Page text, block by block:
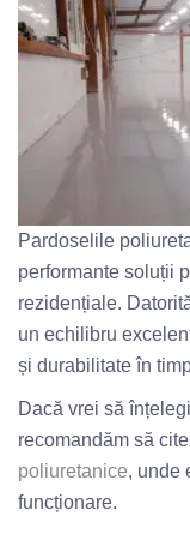
Pardoselile
performante soluții
rezidențiale.
un echilibru
și durabilitate în
Dacă vrei să
recomandăm să
poliuretanice, unde
funcționare.